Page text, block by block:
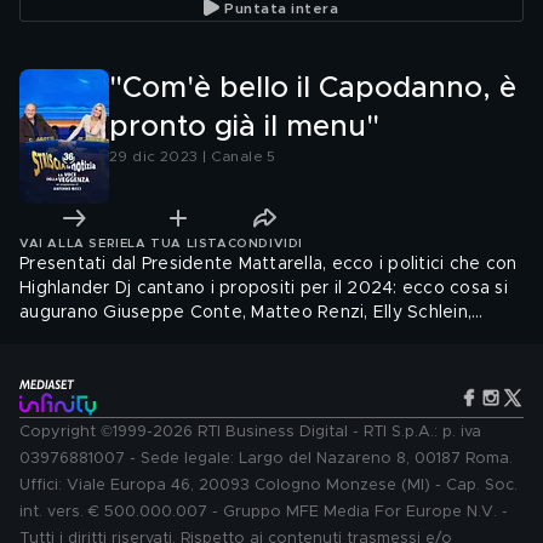
Puntata intera
"Com'è bello il Capodanno, è
pronto già il menu"
29 dic 2023 | Canale 5
VAI ALLA SERIE LA TUA LISTA CONDIVIDI
Presentati dal Presidente Mattarella, ecco i politici che con
Highlander Dj cantano i propositi per il 2024: ecco cosa si
augurano Giuseppe Conte, Matteo Renzi, Elly Schlein,
Copyright ©1999-2026 RTI Business Digital - RTI S.p.A.: p. iva
03976881007 - Sede legale: Largo del Nazareno 8, 00187 Roma.
Uffici: Viale Europa 46, 20093 Cologno Monzese (MI) - Cap. Soc.
int. vers. € 500.000.007 - Gruppo MFE Media For Europe N.V. -
Tutti i diritti riservati. Rispetto ai contenuti trasmessi e/o